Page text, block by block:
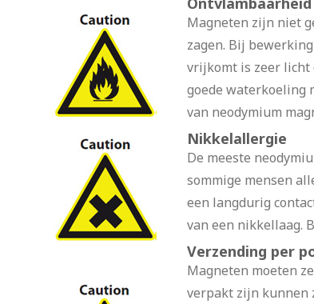
Magneten zijn niet
zagen. Bij
vrijkomt is zeer licht
goede waterkoeling
van neodymium
Nikkelallergie
De meeste
sommige mensen
een langdurig
van een nikkellaag.
Verzending per
Magneten moeten
verpakt zijn kunnen